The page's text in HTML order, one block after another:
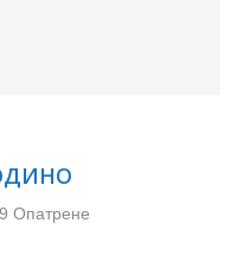
Опатрене